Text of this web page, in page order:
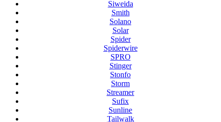
Siweida
Smith
Solano
Solar
Spider
Spiderwire
SPRO
Stinger
Stonfo
Storm
Streamer
Sufix
Sunline
Tailwalk